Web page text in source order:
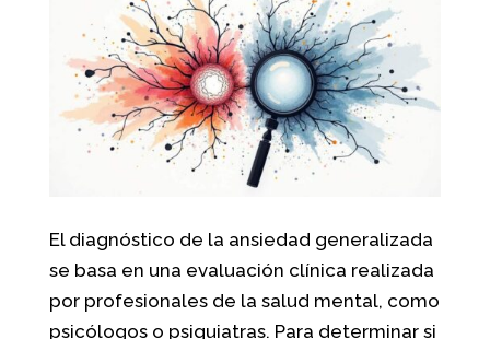
El diagnóstico de la ansiedad generalizada
se basa en una evaluación clínica realizada
por profesionales de la salud mental, como
psicólogos o psiquiatras. Para determinar si